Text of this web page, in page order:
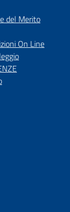
del Merito
On Line